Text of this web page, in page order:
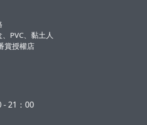
PVC、黏土人
賞授權店
- 21：00